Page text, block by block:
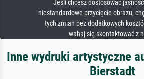
Jeśli chcesz dostosować
niestandardowe przycięcie obrazu,
tych zmian bez dodatkowych
wahaj się skontaktować z
Inne wydruki artystyczne
Bierstadt